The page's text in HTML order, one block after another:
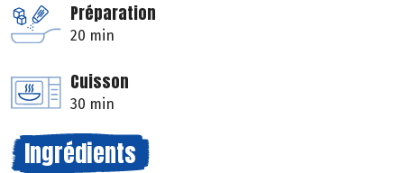
Préparation
20 min
Cuisson
30 min
Ingrédients